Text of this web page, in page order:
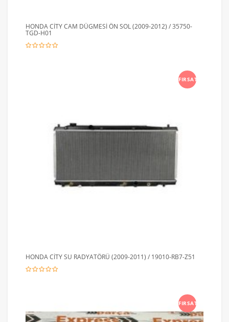
HONDA CİTY CAM DÜGMESİ ÖN SOL (2009-2012) / 35750-
TGD-H01
FIRSAT
HONDA CİTY SU RADYATÖRÜ (2009-2011) / 19010-RB7-Z51
FIRSAT